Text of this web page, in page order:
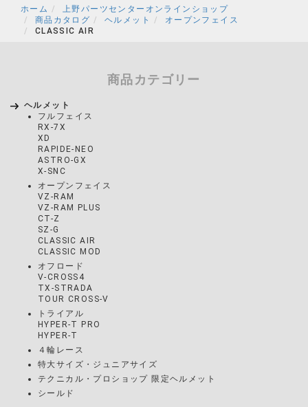
ホーム
上野パーツセンターオンラインショップ
商品カタログ
ヘルメット
オープンフェイス
CLASSIC AIR
商品カテゴリー
ヘルメット
フルフェイス
RX-7X
XD
RAPIDE-NEO
ASTRO-GX
X-SNC
オープンフェイス
VZ-RAM
VZ-RAM PLUS
CT-Z
SZ-G
CLASSIC AIR
CLASSIC MOD
オフロード
V-CROSS4
TX-STRADA
TOUR CROSS-V
トライアル
HYPER-T PRO
HYPER-T
４輪レース
特大サイズ・ジュニアサイズ
テクニカル・プロショップ 限定ヘルメット
シールド